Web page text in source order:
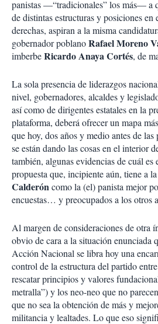
panistas —“tradicionales” los más— a
de distintas estructuras y posiciones
derechas, aspiran a la misma
gobernador poblanoRafael Moreno
imberbeRicardo Anaya Cortés, de
La sola presencia de liderazgos
nivel, gobernadores, alcaldes y
así como de dirigentes estatales en la
plataforma, deberá ofrecer un mapa
que hoy, dos años y medio antes de
se están dando las cosas en el interior
también, algunas evidencias de cuál es
propuesta que, incipiente aún, tiene a
Calderóncomo la (el) panista mejor
encuestas… y preocupados a los otros
Al margen de consideraciones de otra
obvio de cara a la situación enunciada
Acción Nacional se libra hoy una
control de la estructura del partido
rescatar principios y valores
metralla”) y los neo-neo que no
que no sea la obtención de más y
militancia y lealtades. Lo que eso